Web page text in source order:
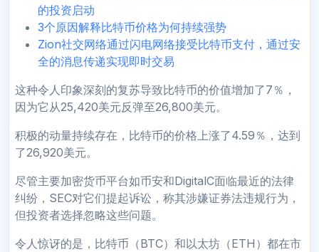
的投资启动
3个原因解释比特币价格为何持续强势
Zion社交网络通过闪电网络接受比特币支付，通过安
全的消息传递实现即时交易
这种令人印象深刻的复苏导致比特币的价值增加了7％，
因为它从25,420美元反弹至26,800美元。
积极的动量持续存在，比特币的价格上涨了4.59％，达到
了26,920美元。
尽管主要加密货币平台如币安和DigitalC面临最近的法律
纠纷，SEC对它们提起诉讼，称其涉嫌证券法违规行为，
但投资者选择忽略这些问题。
令人惊讶的是，比特币（BTC）和以太坊（ETH）都在市